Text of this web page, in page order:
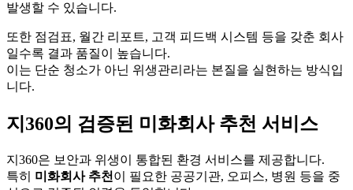
발생할 수 있습니다.
또한 점검표, 월간 리포트, 고객 피드백 시스템 등을 갖춘 회사
일수록 결과 품질이 높습니다.
이는 단순 청소가 아닌 위생관리라는 본질을 실현하는 방식입
니다.
지360의 검증된 미화회사 추천 서비스
지360은 보안과 위생이 통합된 환경 서비스를 제공합니다.
특히 미화회사 추천 이 필요한 공공기관, 오피스, 병원 등을 중